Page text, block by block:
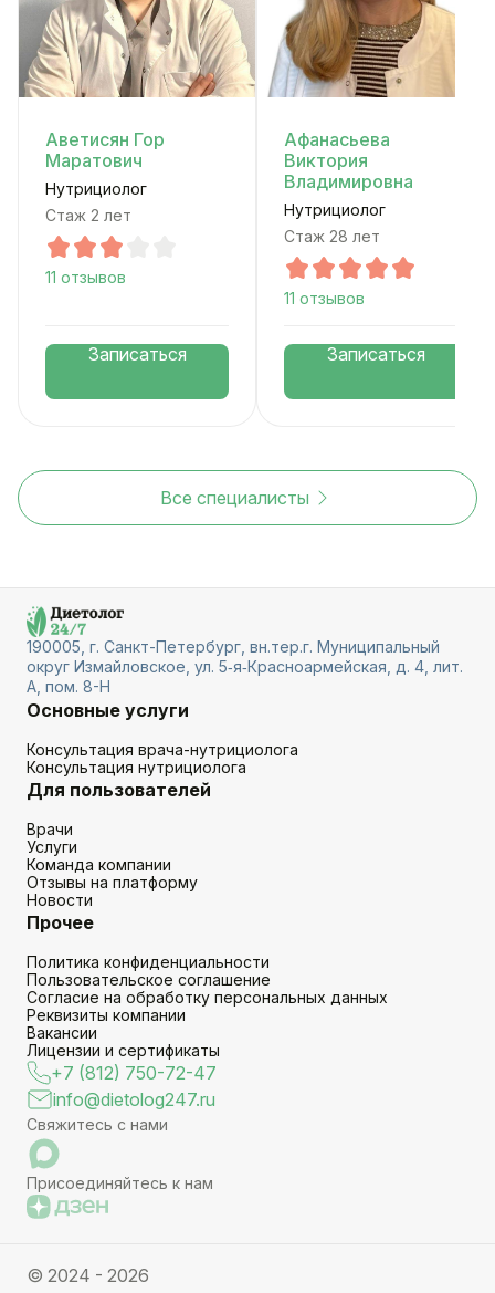
Аветисян Гор
Маратович
Нутрициолог
Стаж 2 лет
11 отзывов
Записаться
Афанасьева
Виктория
Владимировна
Нутрициолог
Стаж 28 лет
11 отзывов
Записаться
Все специалисты
190005, г. Санкт-Петербург, вн.тер.г. Муниципальный
округ Измайловское, ул. 5‑я‑Красноармейская, д. 4, лит.
А, пом. 8-Н
Основные услуги
Консультация врача-нутрициолога
Консультация нутрициолога
Для пользователей
Врачи
Услуги
Команда компании
Отзывы на платформу
Новости
Прочее
Политика конфиденциальности
Пользовательское соглашение
Согласие на обработку персональных данных
Реквизиты компании
Вакансии
Лицензии и сертификаты
+7 (812) 750-72-47
info@dietolog247.ru
Свяжитесь с нами
Присоединяйтесь к нам
© 2024 - 2026